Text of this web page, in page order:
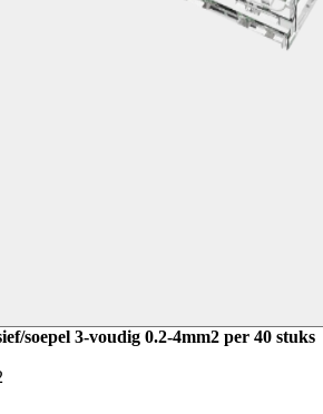
soepel 3-voudig 0.2-4mm2 per 40 stuks